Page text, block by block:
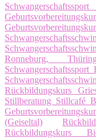
Ronneburg,
Schwangerschaftssport
Rückbildungskurs
Stillberatung Stillcafé
(Geiseltal)
Rückbildungskurs